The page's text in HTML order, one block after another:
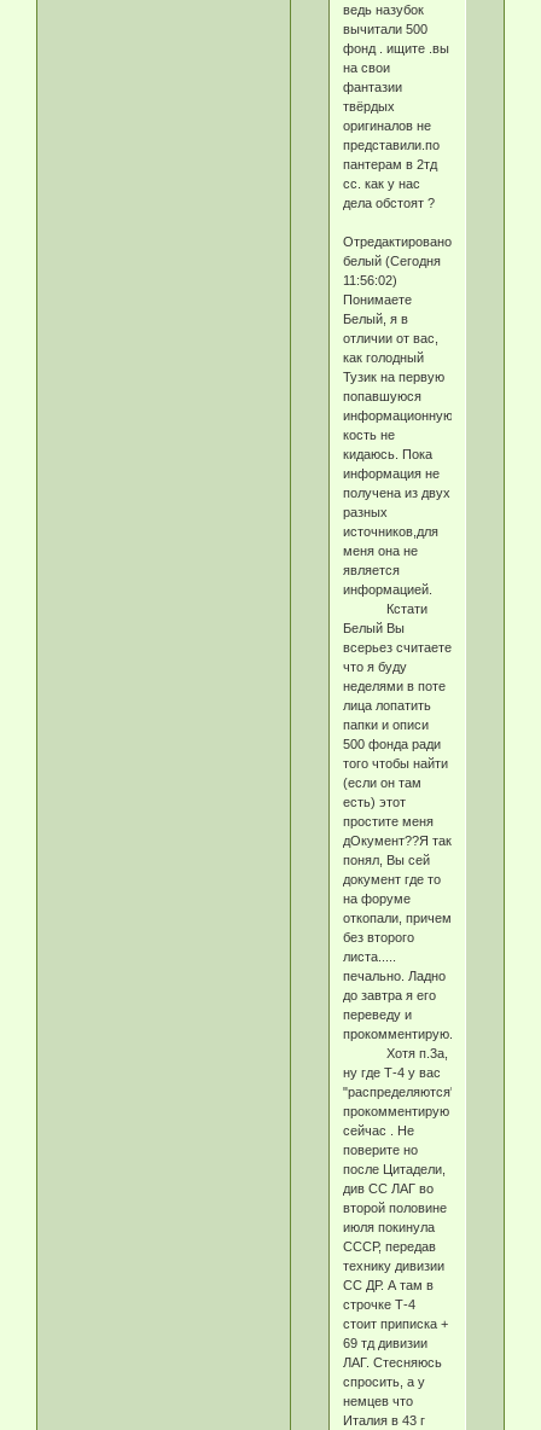
ведь назубок
вычитали 500
фонд . ищите .вы
на свои
фантазии
твёрдых
оригиналов не
представили.по
пантерам в 2тд
сс. как у нас
дела обстоят ?
Отредактировано
белый (Сегодня
11:56:02)
Понимаете
Белый, я в
отличии от вас,
как голодный
Тузик на первую
попавшуюся
информационную
кость не
кидаюсь. Пока
информация не
получена из двух
разных
источников,для
меня она не
является
информацией.
Кстати
Белый Вы
всерьез считаете
что я буду
неделями в поте
лица лопатить
папки и описи
500 фонда ради
того чтобы найти
(если он там
есть) этот
простите меня
дОкумент??Я так
понял, Вы сей
документ где то
на форуме
откопали, причем
без второго
листа.....
печально. Ладно
до завтра я его
переведу и
прокомментирую.
Хотя п.3а,
ну где Т-4 у вас
"распределяются"
прокомментирую
сейчас . Не
поверите но
после Цитадели,
див СС ЛАГ во
второй половине
июля покинула
СССР, передав
технику дивизии
СС ДР. А там в
строчке Т-4
стоит приписка +
69 тд дивизии
ЛАГ. Стесняюсь
спросить, а у
немцев что
Италия в 43 г